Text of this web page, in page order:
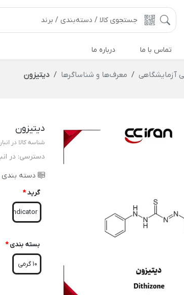
تماس با ما درباره ما
آزمایشگاهی معرف‌ها و شناساگرها دیتیزون
دیتیزون
شناسه کالا در
دسترسی: در
دسته بندی
گرید*
Indicator
بسته بندی *
10 گرمی